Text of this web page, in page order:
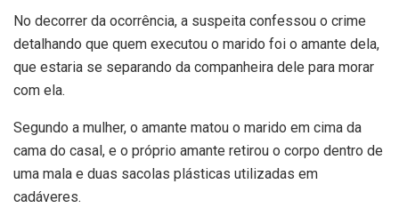
No decorrer da ocorrência, a suspeita confessou o crime
detalhando que quem executou o marido foi o amante dela,
que estaria se separando da companheira dele para morar
com ela.
Segundo a mulher, o amante matou o marido em cima da
cama do casal, e o próprio amante retirou o corpo dentro de
uma mala e duas sacolas plásticas utilizadas em
cadáveres.